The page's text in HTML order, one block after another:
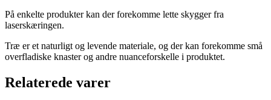
På enkelte produkter kan der forekomme lette skygger fra
laserskæringen.
Træ er et naturligt og levende materiale, og der kan forekomme små
overfladiske knaster og andre nuanceforskelle i produktet.
Relaterede varer